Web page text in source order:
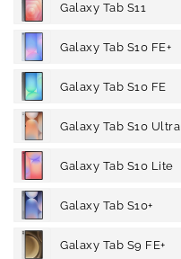
Galaxy Tab S11
Galaxy Tab S10 FE+
Galaxy Tab S10 FE
Galaxy Tab S10 Ultra
Galaxy Tab S10 Lite
Galaxy Tab S10+
Galaxy Tab S9 FE+